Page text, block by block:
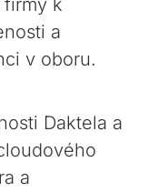
k
a
v oboru.
Daktela a
a